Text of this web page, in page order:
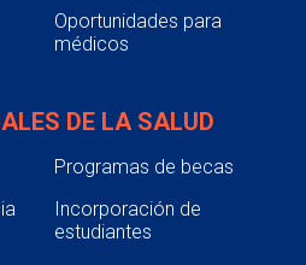
Oportunidades para
médicos
DE LA SALUD
Programas de becas
Incorporación de
estudiantes